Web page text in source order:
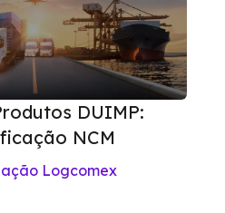
DUIMP:
NCM
Logcomex